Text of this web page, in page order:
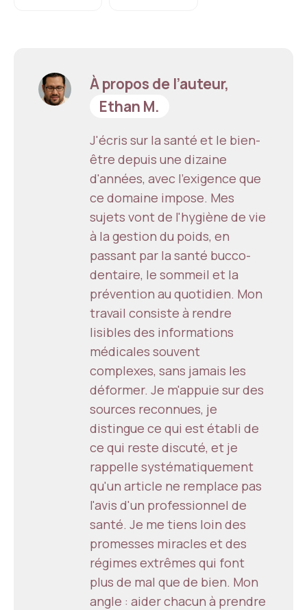
À propos de l’auteur,
Ethan M.
J'écris sur la santé et le bien-
être depuis une dizaine
d'années, avec l'exigence que
ce domaine impose. Mes
sujets vont de l'hygiène de vie
à la gestion du poids, en
passant par la santé bucco-
dentaire, le sommeil et la
prévention au quotidien. Mon
travail consiste à rendre
lisibles des informations
médicales souvent
complexes, sans jamais les
déformer. Je m'appuie sur des
sources reconnues, je
distingue ce qui est établi de
ce qui reste discuté, et je
rappelle systématiquement
qu'un article ne remplace pas
l'avis d'un professionnel de
santé. Je me tiens loin des
promesses miracles et des
régimes extrêmes qui font
plus de mal que de bien. Mon
angle : aider chacun à prendre